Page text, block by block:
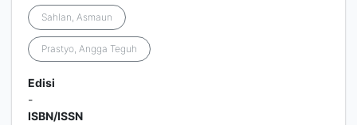
Sahlan, Asmaun
Prastyo, Angga Teguh
Edisi
-
ISBN/ISSN